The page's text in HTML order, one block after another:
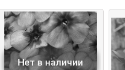
Нет в наличии